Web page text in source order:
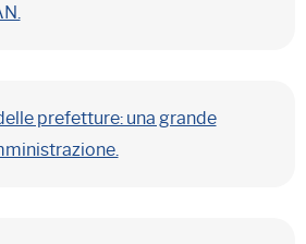
prefetture: una grande